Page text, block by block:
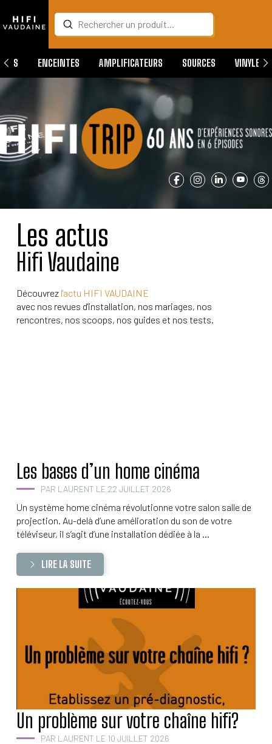
Search
Submit
ENCEINTES AMPLIFICATEURS SOURCES VINYLES
Les actus
Hifi Vaudaine
Découvrez l'actu HIFI VAUDAINE
avec nos revues d'installation, nos mariages, nos
rencontres, nos scoops, nos guides et nos tests.
Les bases d’un home cinéma
PAR LAURENT LE 22 JUILLET 2026
Un système home cinéma révolutionne votre salon salle de
projection. Au-delà d’une amélioration du son de votre
téléviseur, il s’agit d’une installation dédiée à la ...
LIRE LA SUITE
Un problème sur votre chaîne hifi?
PAR LAURENT LE 10 JUILLET 2026